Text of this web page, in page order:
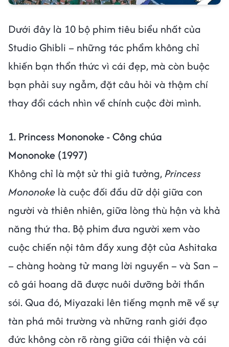
Dưới đây là 10 bộ phim tiêu biểu nhất của
Studio Ghibli – những tác phẩm không chỉ
khiến bạn thổn thức vì cái đẹp, mà còn buộc
bạn phải suy ngẫm, đặt câu hỏi và thậm chí
thay đổi cách nhìn về chính cuộc đời mình.
1. Princess Mononoke - Công chúa
Mononoke (1997)
Không chỉ là một sử thi giả tưởng, Princess
Mononoke là cuộc đối đầu dữ dội giữa con
người và thiên nhiên, giữa lòng thù hận và khả
năng thứ tha. Bộ phim đưa người xem vào
cuộc chiến nội tâm đầy xung đột của Ashitaka
– chàng hoàng tử mang lời nguyền – và San –
cô gái hoang dã được nuôi dưỡng bởi thần
sói. Qua đó, Miyazaki lên tiếng mạnh mẽ về sự
tàn phá môi trường và những ranh giới đạo
đức không còn rõ ràng giữa cái thiện và cái